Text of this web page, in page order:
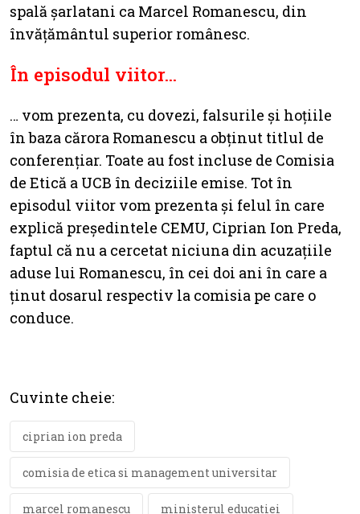
spală șarlatani ca Marcel Romanescu, din
învățământul superior românesc.
În episodul viitor…
… vom prezenta, cu dovezi, falsurile și hoțiile
în baza cărora Romanescu a obținut titlul de
conferențiar. Toate au fost incluse de Comisia
de Etică a UCB în deciziile emise. Tot în
episodul viitor vom prezenta și felul în care
explică președintele CEMU, Ciprian Ion Preda,
faptul că nu a cercetat niciuna din acuzațiile
aduse lui Romanescu, în cei doi ani în care a
ținut dosarul respectiv la comisia pe care o
conduce.
Cuvinte cheie:
ciprian ion preda
comisia de etica si management universitar
marcel romanescu ministerul educatiei